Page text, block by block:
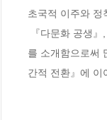
초국적 이주와 정
를 소개함으로써
간적 전환』에 이